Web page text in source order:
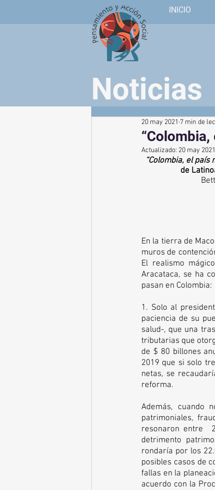
INICIO
Noticias
20 may 2021 7 min de
Actualizado: 20 may 2021
“Colombia, el
de
En la tierra de
muros de
El realismo
Aracataca, se ha
pasan en Colombia:
1. Solo al
paciencia de su
salud-, que una
tributarias que
de $ 80 billones
2019 que si solo
netas, se
reforma.
Además, cuando
patrimoniales,
resonaron entre
detrimento
rondaría por los
posibles casos de
fallas en la
acuerdo con la